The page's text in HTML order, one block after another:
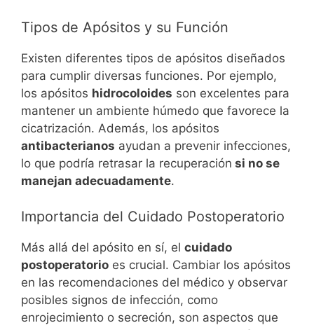
Tipos de Apósitos y su Función
Existen diferentes tipos de apósitos diseñados
para cumplir diversas funciones. Por ejemplo,
los apósitos hidrocoloides son excelentes para
mantener un ambiente húmedo que favorece la
cicatrización. Además, los apósitos
antibacterianos ayudan a prevenir infecciones,
lo que podría retrasar la recuperación si no se
manejan adecuadamente.
Importancia del Cuidado Postoperatorio
Más allá del apósito en sí, el cuidado
postoperatorio es crucial. Cambiar los apósitos
en las recomendaciones del médico y observar
posibles signos de infección, como
enrojecimiento o secreción, son aspectos que